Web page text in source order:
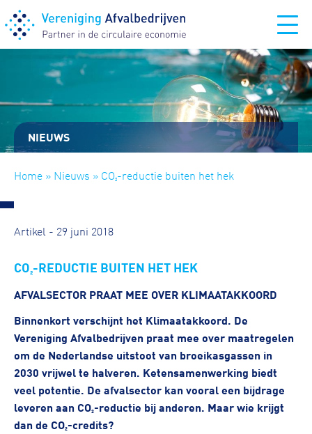
NIEUWS
Home » Nieuws » CO₂-reductie buiten het hek
Artikel - 29 juni 2018
CO₂-REDUCTIE BUITEN HET HEK
AFVALSECTOR PRAAT MEE OVER KLIMAATAKKOORD
Binnenkort verschijnt het Klimaatakkoord. De
Vereniging Afvalbedrijven praat mee over maatregelen
om de Nederlandse uitstoot van broeikasgassen in
2030 vrijwel te halveren. Ketensamenwerking biedt
veel potentie. De afvalsector kan vooral een bijdrage
leveren aan CO₂-reductie bij anderen. Maar wie krijgt
dan de CO₂-credits?